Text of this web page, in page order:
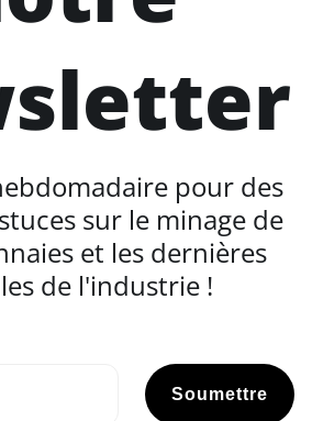
pour des
sur le minage de
et les dernières
de l'industrie !
Soumettre